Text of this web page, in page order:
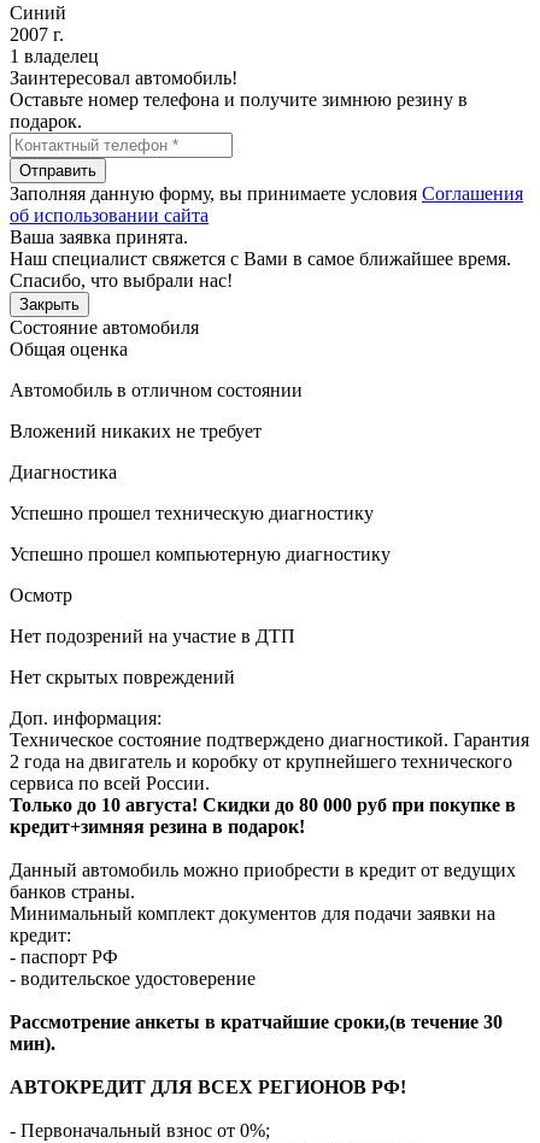
Синий
2007 г.
1 владелец
Заинтересовал автомобиль!
Оставьте номер телефона и получите зимнюю резину в
подарок.
Отправить
Заполняя данную форму, вы принимаете условия Соглашения
об использовании сайта
Ваша заявка принята.
Наш специалист свяжется с Вами в самое ближайшее время.
Спасибо, что выбрали нас!
Закрыть
Состояние автомобиля
Общая оценка
Автомобиль в отличном состоянии
Вложений никаких не требует
Диагностика
Успешно прошел техническую диагностику
Успешно прошел компьютерную диагностику
Осмотр
Нет подозрений на участие в ДТП
Нет скрытых повреждений
Доп. информация:
Техническое состояние подтверждено диагностикой. Гарантия
2 года на двигатель и коробку от крупнейшего технического
сервиса по всей России.
Только до 10 августа! Скидки до 80 000 руб при покупке в
кредит+зимняя резина в подарок!
Данный автомобиль можно приобрести в кредит от ведущих
банков страны.
Минимальный комплект документов для подачи заявки на
кредит:
- паспорт РФ
- водительское удостоверение
Рассмотрение анкеты в кратчайшие сроки,(в течение 30
мин).
АВТОКРЕДИТ ДЛЯ ВСЕХ РЕГИОНОВ РФ!
- Первоначальный взнос от 0%;